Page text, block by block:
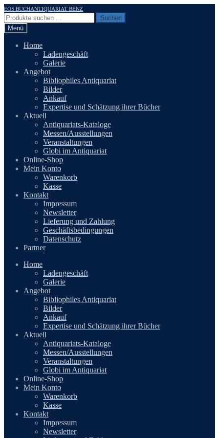
Zur
Navigation
springen
Zum
Inhalt
springen
EOS BUCHANTIQUARIAT BENZ
Suchen
nach:
Suchen
Menü
Home
Ladengeschäft
Galerie
Angebot
Bibliophiles Antiquariat
Bilder
Ankauf
Expertise und Schätzung ihrer Bücher
Aktuell
Antiquariats-Kataloge
Messen/Ausstellungen
Veranstaltungen
Globi im Antiquariat
Online-Shop
Mein Konto
Warenkorb
Kasse
Kontakt
Impressum
Newsletter
Lieferung und Zahlung
Geschäftsbedingungen
Datenschutz
Partner
Home
Ladengeschäft
Galerie
Angebot
Bibliophiles Antiquariat
Bilder
Ankauf
Expertise und Schätzung ihrer Bücher
Aktuell
Antiquariats-Kataloge
Messen/Ausstellungen
Veranstaltungen
Globi im Antiquariat
Online-Shop
Mein Konto
Warenkorb
Kasse
Kontakt
Impressum
Newsletter